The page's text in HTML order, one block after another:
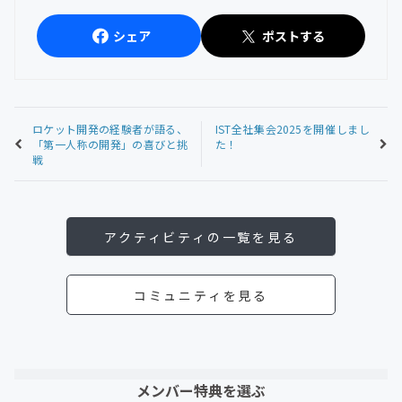
シェア ポストする
ロケット開発の経験者が語る、
「第一人称の開発」の喜びと挑
戦
IST全社集会2025を開催しまし
た！
アクティビティの一覧を見る
コミュニティを見る
メンバー特典を選ぶ